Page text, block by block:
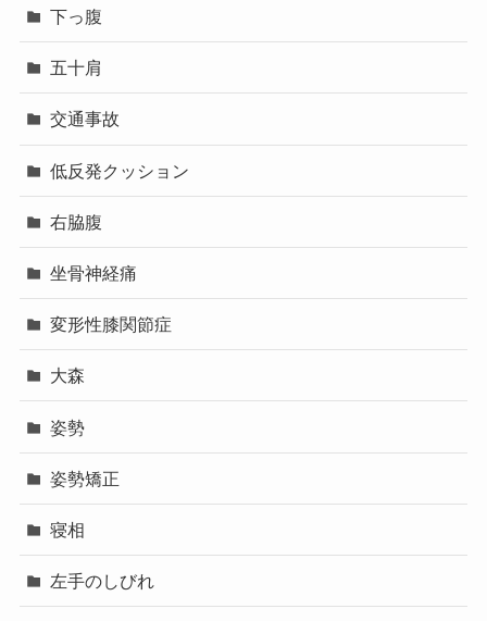
下っ腹
五十肩
交通事故
低反発クッション
右脇腹
坐骨神経痛
変形性膝関節症
大森
姿勢
姿勢矯正
寝相
左手のしびれ